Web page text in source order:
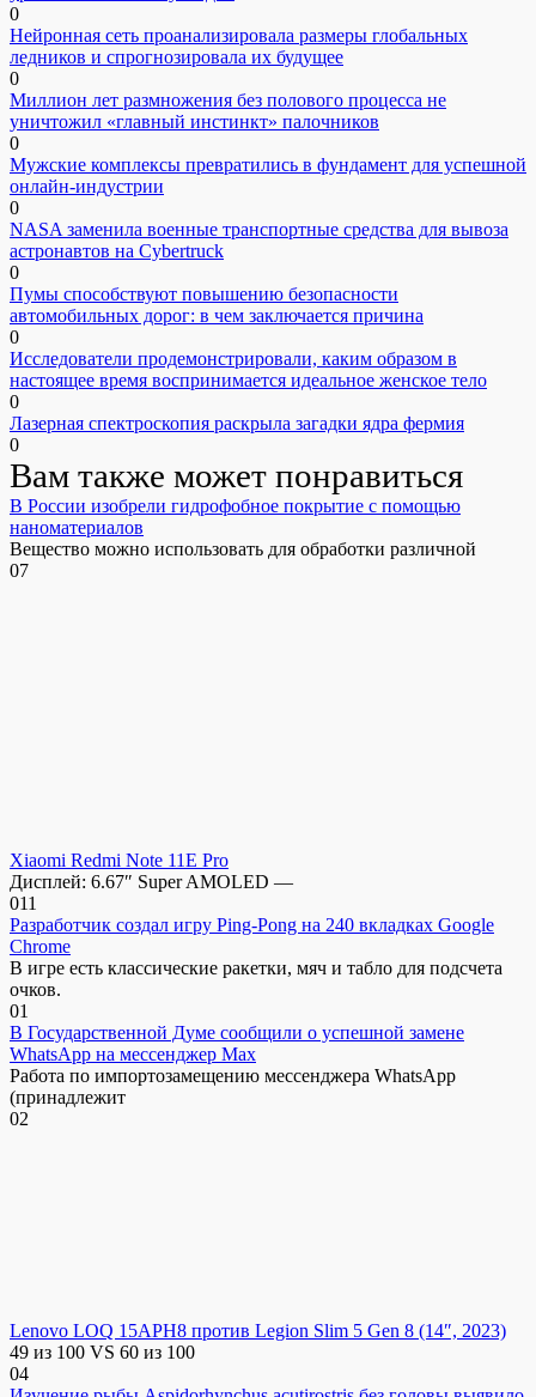
0
Нейронная сеть проанализировала размеры глобальных
ледников и спрогнозировала их будущее
0
Миллион лет размножения без полового процесса не
уничтожил «главный инстинкт» палочников
0
Мужские комплексы превратились в фундамент для успешной
онлайн-индустрии
0
NASA заменила военные транспортные средства для вывоза
астронавтов на Cybertruck
0
Пумы способствуют повышению безопасности
автомобильных дорог: в чем заключается причина
0
Исследователи продемонстрировали, каким образом в
настоящее время воспринимается идеальное женское тело
0
Лазерная спектроскопия раскрыла загадки ядра фермия
0
Вам также может понравиться
В России изобрели гидрофобное покрытие с помощью
наноматериалов
Вещество можно использовать для обработки различной
07
Xiaomi Redmi Note 11E Pro
Дисплей: 6.67″ Super AMOLED —
011
Разработчик создал игру Ping-Pong на 240 вкладках Google
Chrome
В игре есть классические ракетки, мяч и табло для подсчета
очков.
01
В Государственной Думе сообщили о успешной замене
WhatsApp на мессенджер Max
Работа по импортозамещению мессенджера WhatsApp
(принадлежит
02
Lenovo LOQ 15APH8 против Legion Slim 5 Gen 8 (14″, 2023)
49 из 100 VS 60 из 100
04